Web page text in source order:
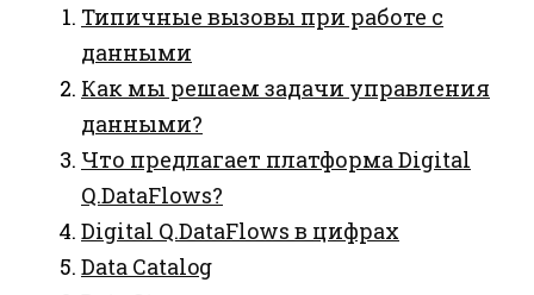
Типичные вызовы при работе с
данными
Как мы решаем задачи управления
данными?
Что предлагает платформа Digital
Q.DataFlows?
Digital Q.DataFlows в цифрах
Data Catalog